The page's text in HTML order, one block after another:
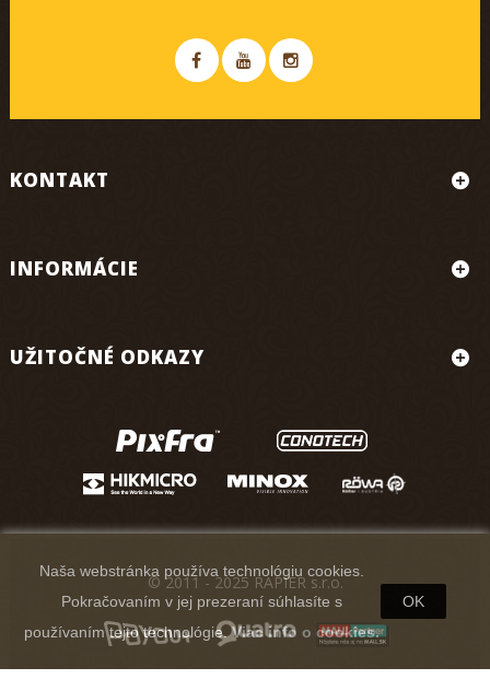
KONTAKT
INFORMÁCIE
UŽITOČNÉ ODKAZY
Naša webstránka používa technológiu cookies.
Pokračovaním v jej prezeraní súhlasíte s
používaním tejto technológie.Viac info o cookies.
OK
© 2011 - 2025 RAPIER s.r.o.